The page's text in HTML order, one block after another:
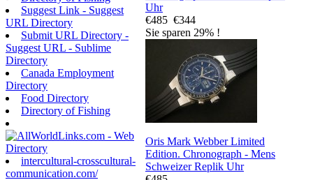
Suggest Link - Suggest
URL Directory
Submit URL Directory -
Suggest URL - Sublime
Directory
Canada Employment
Directory
Food Directory
Directory of Fishing
intercultural-crosscultural-
communication.com/
Uhr
€485 €344
Sie sparen 29% !
Oris Mark Webber Limited
Edition. Chronograph - Mens
Schweizer Replik Uhr